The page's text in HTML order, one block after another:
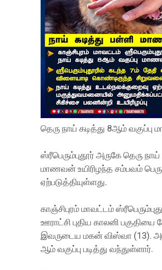
தெரு நாய் கடித்து 8ஆம் வகுப்பு
ஸ்ரீபெரும்புதூர் அருகே தெரு
மாணவன் உயிரிழந்த சம்பவம்
ஏற்படுத்தியுள்ளது.
காஞ்சிபுரம் மாவட்டம்
ஊராட்சி புதிய காலனி பகுதியை
இவருடைய மகன் விஸ்வா (13).
ஆம் வகுப்பு படித்து வந்துள்ளார்.